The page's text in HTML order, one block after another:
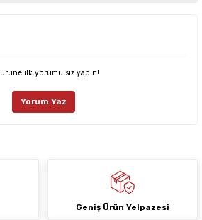
veya görüntülenemiyor.
daha pahalı.
Deneyimini Paylaş
ilk yorumu siz yapın!
Yorum Yaz
Geniş Ürün Yelpazesi